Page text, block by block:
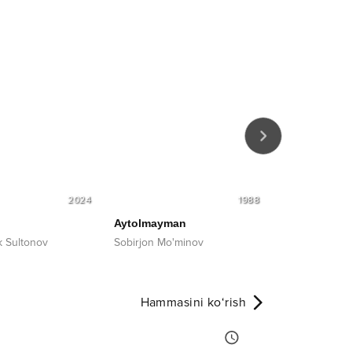
2024
Sultonov
1988
Aytolmayman
Sobirjon Mo'minov
Hammasini ko‘rish